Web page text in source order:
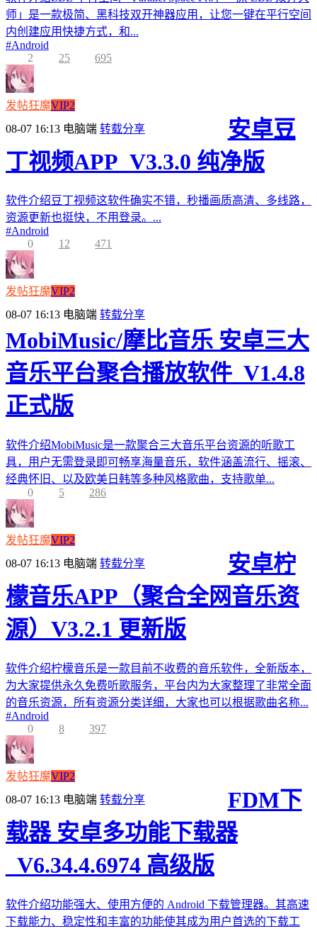
师」是一款极简、黑科技双开神器应用，让您一键在平行空间
内创建应用快捷方式，和...
#Android
2
25 695
发帖狂魔VIP2
08-07 16:13 电脑端 转载分享
安卓豆
丁视频APP_V3.3.0 纯净版
软件介绍豆丁视频这软件确实不错，秒播画质高清、多线路，
资源更新也挺快，不用登录。...
#Android
0
12 471
发帖狂魔VIP2
08-07 16:13 电脑端 转载分享
MobiMusic/摩比音乐 安卓三大
音乐平台聚合播放软件_V1.4.8
正式版
软件介绍MobiMusic是一款聚合三大音乐平台资源的听歌工
具，用户无需登录即可畅享海量音乐，软件涵盖流行、摇滚、
经典怀旧、以及欧美日韩等多种风格歌曲，支持歌单...
0
5 286
发帖狂魔VIP2
08-07 16:13 电脑端 转载分享
安卓柠
檬音乐APP（聚合全网音乐资
源）V3.2.1 更新版
软件介绍柠檬音乐是一款目前不收费的音乐软件，全新版本，
为大家提供永久免费听歌服务，平台内为大家整理了非常全面
的音乐资源，所有资源分类详细，大家也可以根据歌曲名称...
#Android
0
8 397
发帖狂魔VIP2
08-07 16:13 电脑端 转载分享
FDM下
载器 安卓多功能下载器
_V6.34.4.6974 高级版
软件介绍功能强大、使用方便的 Android 下载管理器。其高速
下载能力、稳定性和丰富的功能使其成为用户首选的下载工